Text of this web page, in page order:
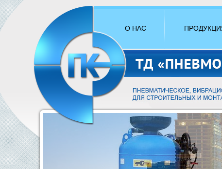
О НАС